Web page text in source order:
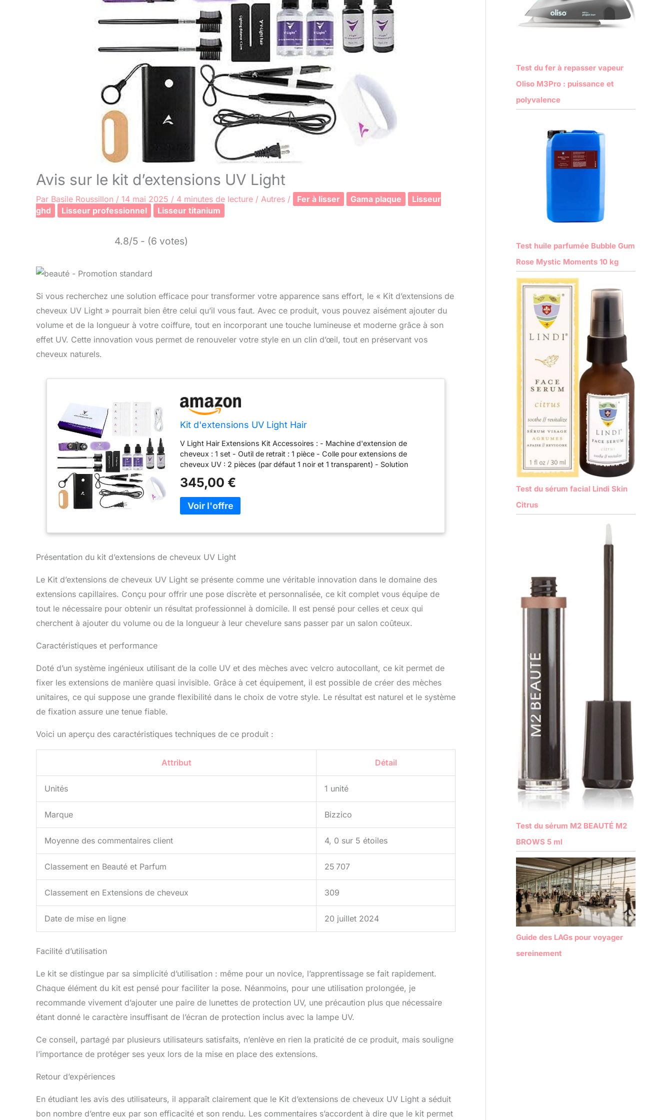
Avis sur le kit d’extensions UV Light
Par Basile Roussillon / 14 mai 2025 / 4 minutes de lecture / Autres / Fer à lisser Gama plaque
Lisseur
ghd
Lisseur professionnel Lisseur titanium
4.8/5 - (6 votes)
Si vous recherchez une solution efficace pour transformer votre apparence sans effort, le « Kit d’extensions de
cheveux UV Light » pourrait bien être celui qu’il vous faut. Avec ce produit, vous pouvez aisément ajouter du
volume et de la longueur à votre coiffure, tout en incorporant une touche lumineuse et moderne grâce à son
effet UV. Cette innovation vous permet de renouveler votre style en un clin d’œil, tout en préservant vos
cheveux naturels.
Kit d'extensions UV Light Hair
V Light Hair Extensions Kit Accessoires : - Machine d'extension de
cheveux : 1 set - Outil de retrait : 1 pièce - Colle pour extensions de
cheveux UV : 2 pièces (par défaut 1 noir et 1 transparent) - Solution
Autocollants : 2 pièces - Velcro gratuit : 2 pièces - Peignes : 2 CES
345,00 €
Présentation du kit d’extensions de cheveux UV Light
Le Kit d’extensions de cheveux UV Light se présente comme une véritable innovation dans le domaine des
extensions capillaires. Conçu pour offrir une pose discrète et personnalisée, ce kit complet vous équipe de
tout le nécessaire pour obtenir un résultat professionnel à domicile. Il est pensé pour celles et ceux qui
cherchent à ajouter du volume ou de la longueur à leur chevelure sans passer par un salon coûteux.
Caractéristiques et performance
Doté d’un système ingénieux utilisant de la colle UV et des mèches avec velcro autocollant, ce kit permet de
fixer les extensions de manière quasi invisible. Grâce à cet équipement, il est possible de créer des mèches
unitaires, ce qui suppose une grande flexibilité dans le choix de votre style. Le résultat est naturel et le système
de fixation assure une tenue fiable.
Voici un aperçu des caractéristiques techniques de ce produit :
Attribut Détail
Unités 1 unité
Marque Bizzico
Moyenne des commentaires client 4, 0 sur 5 étoiles
Classement en Beauté et Parfum 25 707
Classement en Extensions de cheveux 309
Date de mise en ligne 20 juillet 2024
Facilité d’utilisation
Le kit se distingue par sa simplicité d’utilisation : même pour un novice, l’apprentissage se fait rapidement.
Chaque élément du kit est pensé pour faciliter la pose. Néanmoins, pour une utilisation prolongée, je
recommande vivement d’ajouter une paire de lunettes de protection UV, une précaution plus que nécessaire
étant donné le caractère insuffisant de l’écran de protection inclus avec la lampe UV.
Ce conseil, partagé par plusieurs utilisateurs satisfaits, n’enlève en rien la praticité de ce produit, mais souligne
l’importance de protéger ses yeux lors de la mise en place des extensions.
Retour d’expériences
En étudiant les avis des utilisateurs, il apparaît clairement que le Kit d’extensions de cheveux UV Light a séduit
bon nombre d’entre eux par son efficacité et son rendu. Les commentaires s’accordent à dire que le kit permet
Test du fer à repasser vapeur
Oliso M3Pro : puissance et
polyvalence
Test huile parfumée Bubble Gum
Rose Mystic Moments 10 kg
Test du sérum facial Lindi Skin
Citrus
Test du sérum M2 BEAUTÉ M2
BROWS 5 ml
Guide des LAGs pour voyager
sereinement